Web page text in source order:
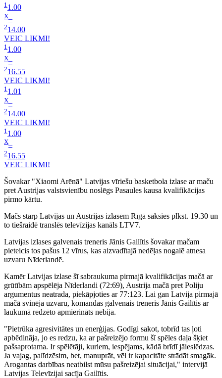
1 1.00
X–
214.00
VEIC LIKMI!
1 1.00
X–
216.55
VEIC LIKMI!
1 1.01
X–
214.00
VEIC LIKMI!
1 1.00
X–
216.55
VEIC LIKMI!
Šovakar "Xiaomi Arēnā" Latvijas vīriešu basketbola izlase ar maču
pret Austrijas valstsvienību noslēgs Pasaules kausa kvalifikācijas
pirmo kārtu.
Mačs starp Latvijas un Austrijas izlasēm Rīgā sāksies plkst. 19.30 un
to tiešraidē translēs televīzijas kanāls LTV7.
Latvijas izlases galvenais treneris Jānis Gailītis šovakar mačam
pieteicis tos pašus 12 vīrus, kas aizvadītajā nedēļas nogalē atnesa
uzvaru Nīderlandē.
Kamēr Latvijas izlase šī sabraukuma pirmajā kvalifikācijas mačā ar
grūtībām apspēlēja Nīderlandi (72:69), Austrija mačā pret Poliju
argumentus neatrada, piekāpjoties ar 77:123. Lai gan Latvija pirmajā
mačā svinēja uzvaru, komandas galvenais treneris Jānis Gailītis ar
laukumā redzēto apmierināts nebija.
"Pietrūka agresivitātes un enerģijas. Godīgi sakot, tobrīd tas ļoti
apbēdināja, jo es redzu, ka ar pašreizējo formu šī spēles daļa šķiet
pašsaprotama. Ir spēlētāji, kuriem, iespējams, kādā brīdī jāieslēdzas.
Ja vajag, palīdzēsim, bet, manuprāt, vēl ir kapacitāte strādāt smagāk.
Arogantas darbības neatbilst mūsu pašreizējai situācijai," intervijā
Latvijas Televīzijai sacīja Gailītis.